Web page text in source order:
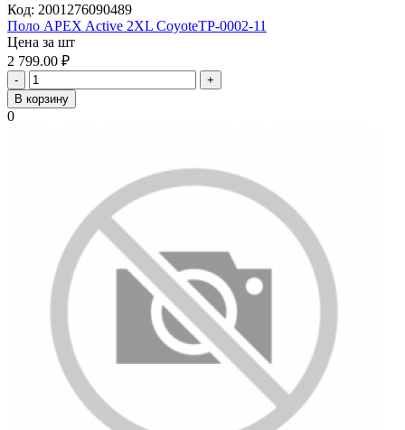
Код: 2001276090489
Поло APEX Active 2XL CoyoteTP-0002-11
Цена за шт
2 799.00 ₽
-
+
В корзину
0